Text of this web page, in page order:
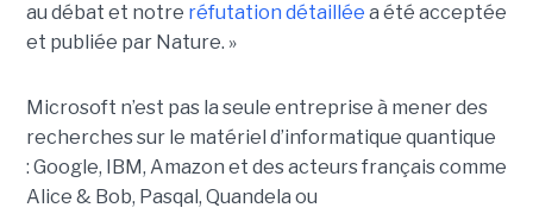
au débat et notre réfutation détaillée a été acceptée
et publiée par Nature. »
Microsoft n’est pas la seule entreprise à mener des
recherches sur le matériel d’informatique quantique
: Google, IBM, Amazon et des acteurs français comme
Alice & Bob, Pasqal, Quandela ou